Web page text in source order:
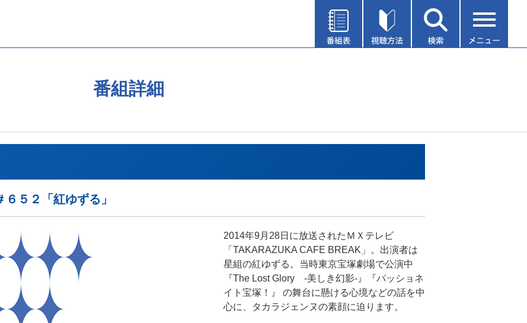
番組詳細
５２「紅ゆずる」
2014年9月28日に放送されたＭＸテレビ
「TAKARAZUKA CAFE BREAK」。出演者は
星組の紅ゆずる。当時東京宝塚劇場で公演中
『The Lost Glory -美しき幻影-』『パッショネ
イト宝塚！』 の舞台に懸ける心境などの話を中
心に、タカラジェンヌの素顔に迫ります。